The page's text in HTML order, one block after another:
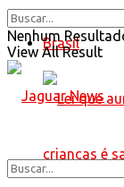
Brasil
Nenhum
View All Result